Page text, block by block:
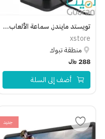
تويستد مايندز, سماعة الألعاب السلكية أم دي 07 أر جي بي - أسود
xstore
منطقة تبوك
288 ﷼
أضف إلى السلة
جديد